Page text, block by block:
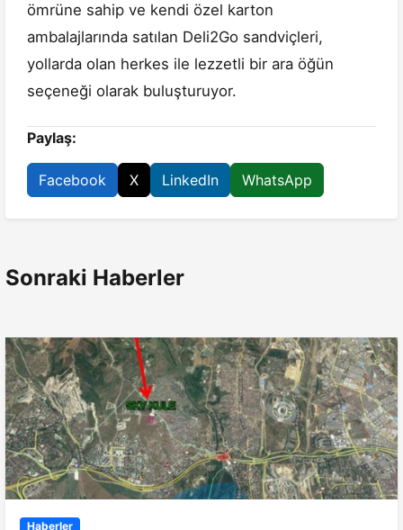
ömrüne sahip ve kendi özel karton
ambalajlarında satılan Deli2Go sandviçleri,
yollarda olan herkes ile lezzetli bir ara öğün
seçeneği olarak buluşturuyor.
Paylaş:
Facebook X LinkedIn WhatsApp
Sonraki Haberler
Haberler